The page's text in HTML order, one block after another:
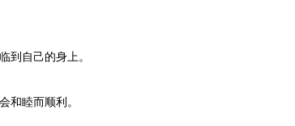
到自己的身上。
和睦而顺利。